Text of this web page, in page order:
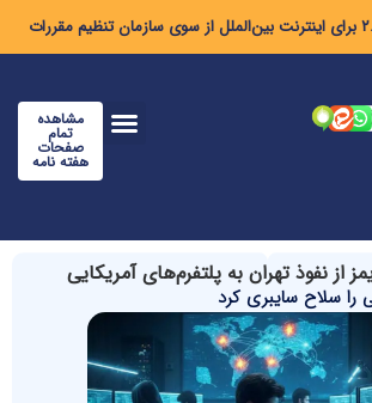
مشاهده
تمام
صفحات
هفته نامه
از نفوذ تهران به پلتفرم‌های آمریکایی
سلاح سایبری کرد